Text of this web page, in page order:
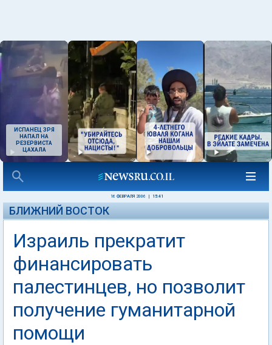
ИСПАНЕЦ ЗРЯ
НАПАЛ НА
РЕЗЕРВИСТА
ЦАХАЛА
16 ФЕВРАЛЯ 2006 15:41
БЛИЖНИЙ ВОСТОК
Израиль прекратит
финансировать
палестинцев, но позволит
получение гуманитарной
помощи